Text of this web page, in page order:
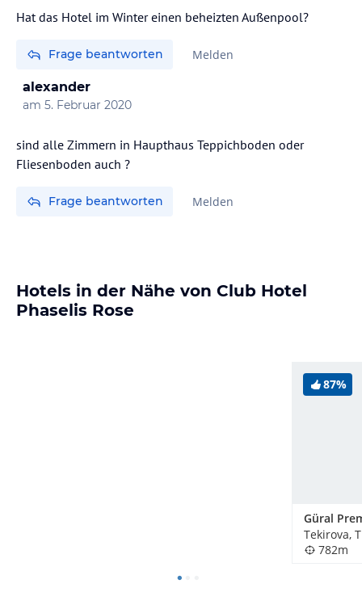
Hat das Hotel im Winter einen beheizten Außenpool?
Frage beantworten Melden
alexander
am 5. Februar 2020
sind alle Zimmern in Haupthaus Teppichboden oder
Fliesenboden auch ?
Frage beantworten Melden
Hotels in der Nähe von Club Hotel
Phaselis Rose
87%
Tekirova,
782m